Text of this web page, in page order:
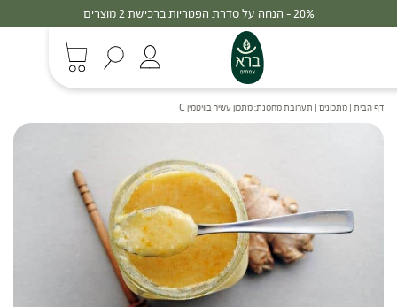
20% - הנחה על סדרת הפטריות ברכישת 2 מוצרים
דף הבית | מתכונים | תערובת מחסנת: מתכון עשיר בוויטמין C